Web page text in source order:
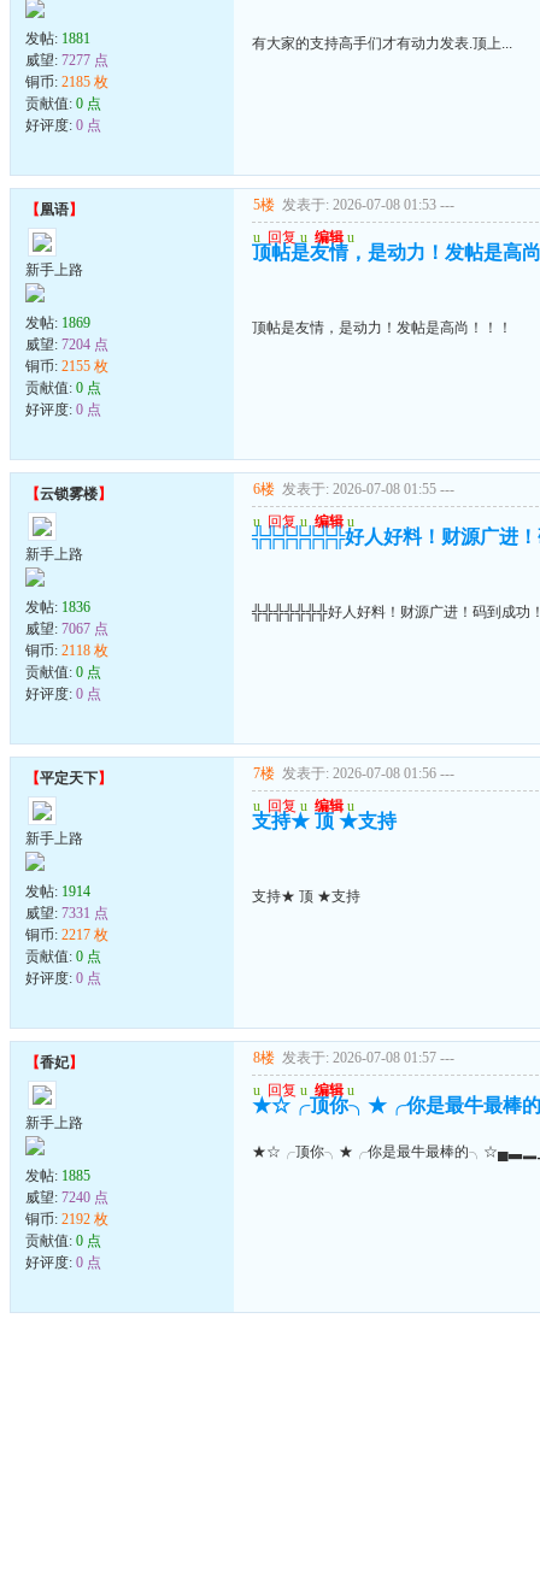
发帖: 1881
威望: 7277 点
铜币: 2185 枚
贡献值: 0 点
好评度: 0 点
有大家的支持高手们才有动力发表.顶上...
【凰语】
新手上路
发帖: 1869
威望: 7204 点
铜币: 2155 枚
贡献值: 0 点
好评度: 0 点
5楼 发表于: 2026-07-08 01:53 ---
u 回复 u 编辑 u
顶帖是友情，是动力！发帖是高
顶帖是友情，是动力！发帖是高尚！！！
【云锁雾楼】
新手上路
发帖: 1836
威望: 7067 点
铜币: 2118 枚
贡献值: 0 点
好评度: 0 点
6楼 发表于: 2026-07-08 01:55 ---
u 回复 u 编辑 u
╬╬╬╬╬╬╬好人好料！财源广进！
╬╬╬╬╬╬╬好人好料！财源广进！码到成功
【平定天下】
新手上路
发帖: 1914
威望: 7331 点
铜币: 2217 枚
贡献值: 0 点
好评度: 0 点
7楼 发表于: 2026-07-08 01:56 ---
u 回复 u 编辑 u
支持★ 顶 ★支持
支持★ 顶 ★支持
【香妃】
新手上路
发帖: 1885
威望: 7240 点
铜币: 2192 枚
贡献值: 0 点
好评度: 0 点
8楼 发表于: 2026-07-08 01:57 ---
u 回复 u 编辑 u
★☆╭顶你╮★╭你是最牛最
★☆╭顶你╮★╭你是最牛最棒的